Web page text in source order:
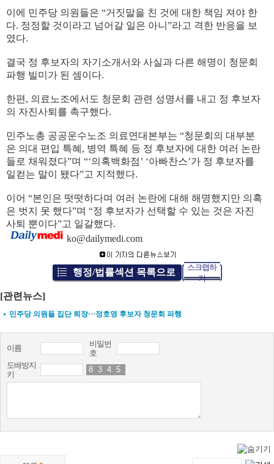
이에 민주당 의원들은 “거짓말을 친 것에 대한 책임 져야 한
다. 정정할 것이라고 넘어갈 일은 아니”라고 격한 반응을 보
였다.
결국 정 후보자의 자기소개서와 사실과 다른 해명이 청문회
파행 빌미가 된 셈이다.
한편, 의료노조에서도 청문회 관련 성명서를 내고 정 후보자
의 자진사퇴를 촉구했다.
민주노총 공공운수노조 의료연대본부는 “청문회의 대부분
은 의대 편입 특혜, 병역 특혜 등 정 후보자에 대한 여러 논란
들로 채워졌다”며 “‘의혹백화점’ ‘아빠찬스’가 정 후보자를
일컫는 말이 됐다”고 지적했다.
이어 “본인은 떳떳하다며 여러 논란에 대해 해명했지만 의혹
은 벗지 못 했다”며 “정 후보자가 선택할 수 있는 것은 자진
사퇴 뿐이다”고 일갈했다.
ko@dailymedi.com
행정/법률섹션 목록으로
스크랩하
기
[관련뉴스]
민주당 의원들 집단 퇴장···정호영 후보자 청문회 파행